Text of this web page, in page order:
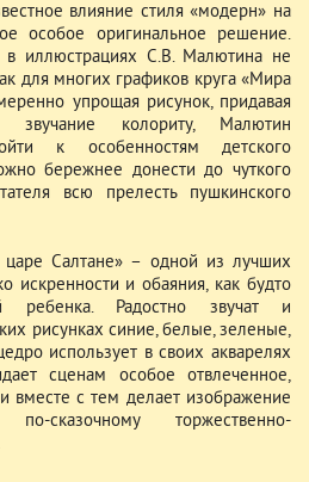
влияние стиля «модерн» на
особое оригинальное решение.
в иллюстрациях С.В. Малютина не
для многих графиков круга «Мира
упрощая рисунок, придавая
звучание колориту, Малютин
к особенностям детского
бережнее донести до чуткого
всю прелесть пушкинского
Салтане» – одной из лучших
искренности и обаяния, как будто
ребенка. Радостно звучат и
рисунках синие, белые, зеленые,
использует в своих акварелях
сценам особое отвлеченное,
вместе с тем делает изображение
сказочному торжественно-